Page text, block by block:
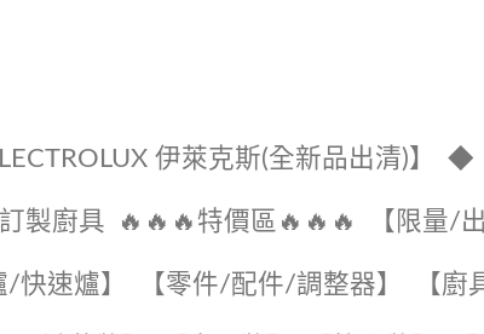
伊萊克斯(全新品出清)】 ◆
製廚具 🔥🔥🔥特價區🔥🔥🔥 【限量/
/快速爐】 【零件/配件/調整器】 【廚